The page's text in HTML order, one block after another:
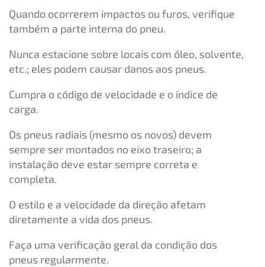
Quando ocorrerem impactos ou furos, verifique
também a parte interna do pneu.
Nunca estacione sobre locais com óleo, solvente,
etc.; eles podem causar danos aos pneus.
Cumpra o código de velocidade e o índice de
carga.
Os pneus radiais (mesmo os novos) devem
sempre ser montados no eixo traseiro; a
instalação deve estar sempre correta e
completa.
O estilo e a velocidade da direção afetam
diretamente a vida dos pneus.
Faça uma verificação geral da condição dos
pneus regularmente.